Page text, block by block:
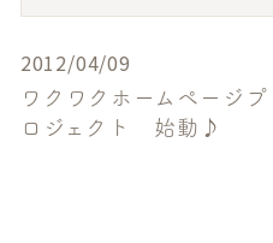
2012/04/09
ワクワクホームページプ
ロジェクト 始動♪